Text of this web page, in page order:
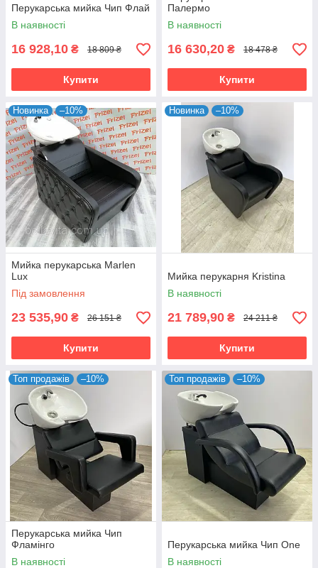
Перукарська мийка Чип Флай
В наявності
16 928,10 ₴ 18 809 ₴
Купити
Палермо
В наявності
16 630,20 ₴ 18 478 ₴
Купити
Новинка –10%
Мийка перукарська Marlen
Lux
Під замовлення
23 535,90 ₴ 26 151 ₴
Купити
Новинка –10%
Мийка перукарня Kristina
В наявності
21 789,90 ₴ 24 211 ₴
Купити
Топ продажів –10%
Перукарська мийка Чип
Фламінго
В наявності
Топ продажів –10%
Перукарська мийка Чип One
В наявності